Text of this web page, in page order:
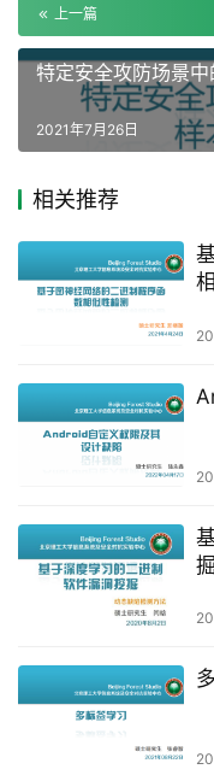
上一篇
特定安全攻防场景
2021年7月26日
相关推荐
掘